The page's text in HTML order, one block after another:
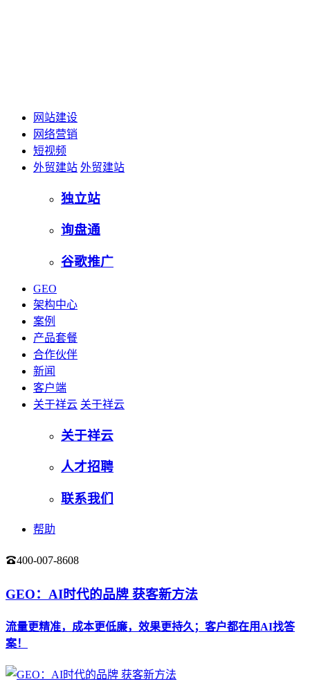
网站建设
网络营销
短视频
外贸建站 外贸建站
独立站
询盘通
谷歌推广
GEO
架构中心
案例
产品套餐
合作伙伴
新闻
客户端
关于祥云 关于祥云
关于祥云
人才招聘
联系我们
帮助
400-007-8608
GEO：AI时代的品牌 获客新方法
流量更精准，成本更低廉，效果更持久；客户都在用AI找答
案！